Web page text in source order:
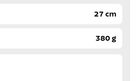
27 cm
380 g